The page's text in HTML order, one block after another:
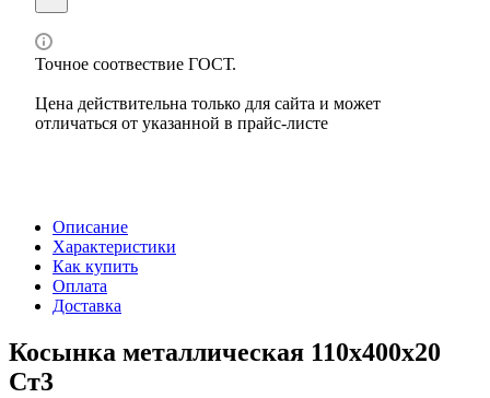
Точное соотвествие ГОСТ.
Цена действительна только для сайта и может
отличаться от указанной в прайс-листе
Описание
Характеристики
Как купить
Оплата
Доставка
Косынка металлическая 110х400х20
Ст3